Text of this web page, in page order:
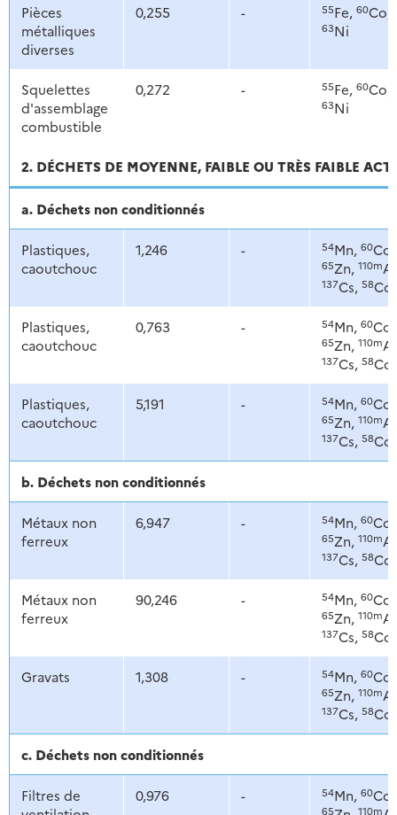
Pièces
métalliques
diverses
0,255 - 55Fe, 60Co,
63Ni
Squelettes
d'assemblage
combustible
0,272 - 55Fe, 60Co,
63Ni
2. DÉCHETS DE MOYENNE, FAIBLE OU TRÈS FAIBLE
a. Déchets non conditionnés
Plastiques,
caoutchouc
1,246 - 54Mn, 60Co,
65Zn, 110m
137Cs, 58Co
Plastiques,
caoutchouc
0,763 - 54Mn, 60Co,
65Zn, 110m
137Cs, 58Co
Plastiques,
caoutchouc
5,191 - 54Mn, 60Co,
65Zn, 110m
137Cs, 58Co
b. Déchets non conditionnés
Métaux non
ferreux
6,947 - 54Mn, 60Co,
65Zn, 110m
137Cs, 58Co
Métaux non
ferreux
90,246 - 54Mn, 60Co,
65Zn, 110m
137Cs, 58Co
Gravats 1,308 - 54Mn, 60Co,
65Zn, 110m
137Cs, 58Co
c. Déchets non conditionnés
Filtres de
0,976 - 54Mn, 60Co,
65 110m